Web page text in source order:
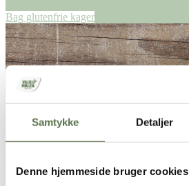
Samtykke Detaljer
Denne hjemmeside bruger cookies
Bag glutenfrie kager